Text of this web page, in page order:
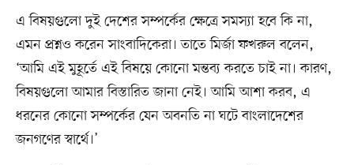
এ বিষয়গুলো দুই দেশের সম্পর্কের ক্ষেত্রে সমস্যা হবে কি না,
এমন প্রশ্নও করেন সাংবাদিকেরা। তাতে মির্জা ফখরুল বলেন,
‘আমি এই মুহূর্তে এই বিষয়ে কোনো মন্তব্য করতে চাই না। কারণ,
বিষয়গুলো আমার বিস্তারিত জানা নেই। আমি আশা করব, এ
ধরনের কোনো সম্পর্কের যেন অবনতি না ঘটে বাংলাদেশের
জনগণের স্বার্থে।’